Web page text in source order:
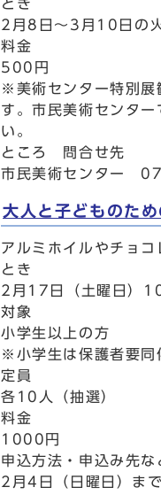
とき
2月8日～3月10日の
料金
500円
※美術センター特別
す。市民美術センタ
い。
ところ 問合せ先
市民美術センター
大人と子どものた
アルミホイルやチョ
とき
2月17日（土曜日）
対象
小学生以上の方
※小学生は保護者要同
定員
各10人（抽選）
料金
1000円
申込方法・申込み先な
2月4日（日曜日）ま